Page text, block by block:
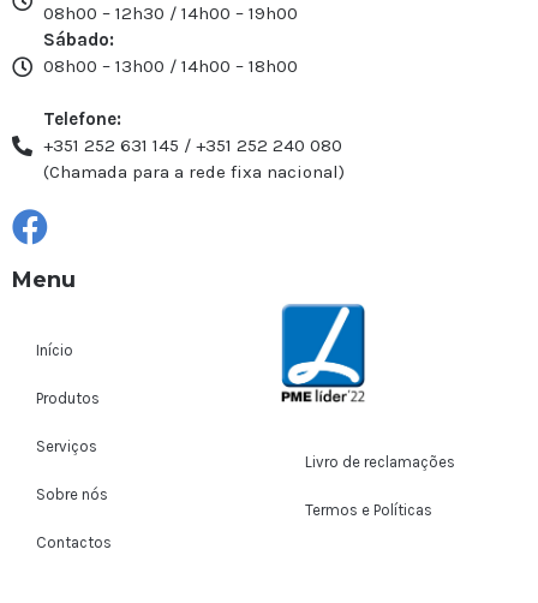
08h00 – 12h30 / 14h00 – 19h00
Sábado:
08h00 – 13h00 / 14h00 – 18h00
Telefone:
+351 252 631 145 / +351 252 240 080
(Chamada para a rede fixa nacional)
Menu
Início
Produtos
Serviços
Sobre nós
Contactos
Livro de reclamações
Termos e Políticas